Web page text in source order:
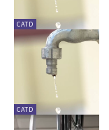
CATD
CATD